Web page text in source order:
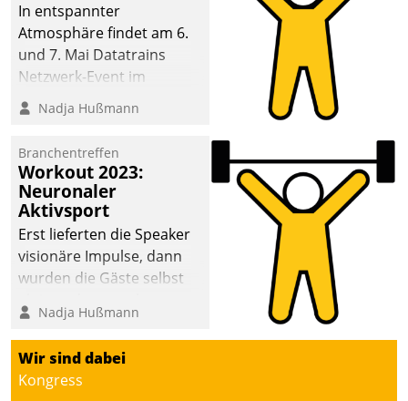
In entspannter
Atmosphäre findet am 6.
und 7. Mai Datatrains
Netzwerk-Event im
Kunden- und Partnerkreis
statt. Zentrale Frage: Wie
Mammutprojekte
meistern und Workloads
wuppen – bei zunehmend
anspruchsvollen
Aufgaben und
abnehmendem
Nadja Hußmann
Branchentreffen
Workout 2023:
Neuronaler
Aktivsport
Erst lieferten die Speaker
visionäre Impulse, dann
wurden die Gäste selbst
methodisch
Vernetzungsideen fürs
Quartier. Dazwischen
zeigte Datatrain, was es
Nadja Hußmann
Wir sind dabei
Kongress